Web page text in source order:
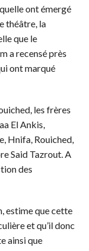
ont émergé
théâtre, la
que le
a recensé près
ont marqué
les frères
El Ankis,
Hnifa, Rouiched,
Said Tazrout. A
des
estime que cette
et qu’il donc
ainsi que